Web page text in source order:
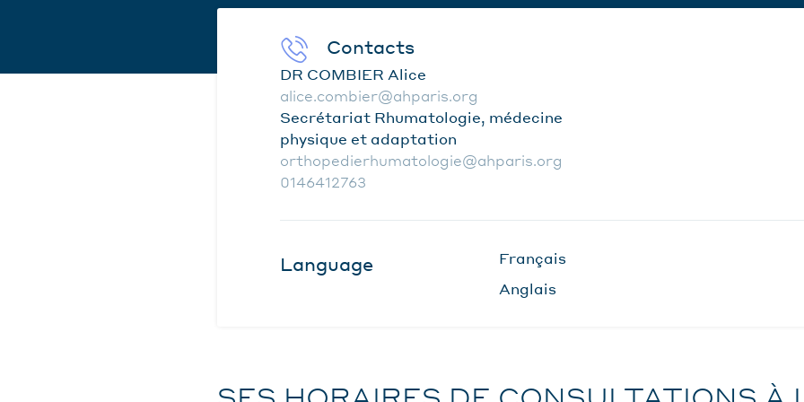
Contacts
DR COMBIER Alice
alice.combier@ahparis.org
Secrétariat Rhumatologie, médecine
physique et adaptation
orthopedierhumatologie@ahparis.org
0146412763
Language
Français
Anglais